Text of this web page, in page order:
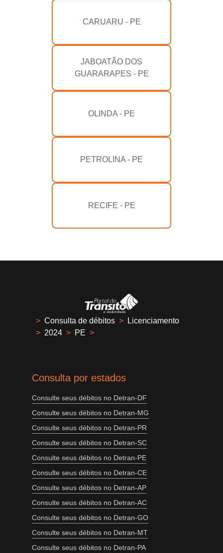
CARUARU - PE
JABOATÃO DOS
GUARARAPES - PE
OLINDA - PE
PETROLINA - PE
RECIFE - PE
> Consulta de débitos >
Licenciamento
> 2024 > PE >
Consulta por estados
Consulte seus débitos no Detran-DF
Consulte seus débitos no Detran-MG
Consulte seus débitos no Detran-PR
Consulte seus débitos no Detran-SC
Consulte seus débitos no Detran-PE
Consulte seus débitos no Detran-CE
Consulte seus débitos no Detran-AP
Consulte seus débitos no Detran-AC
Consulte seus débitos no Detran-GO
Consulte seus débitos no Detran-MT
Consulte seus débitos no Detran-PA